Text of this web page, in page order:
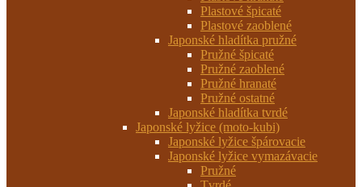
Plastové špicaté
Plastové zaoblené
Japonské hladítka pružné
Pružné špicaté
Pružné zaoblené
Pružné hranaté
Pružné ostatné
Japonské hladítka tvrdé
Japonské lyžice (moto-kubi)
Japonské lyžice špárovacie
Japonské lyžice vymazávacie
Pružné